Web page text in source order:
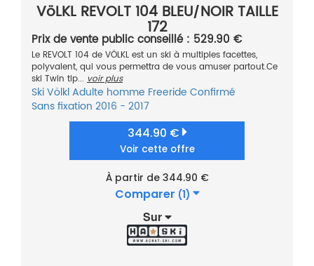
VöLKL REVOLT 104 BLEU/NOIR TAILLE
172
Prix de vente public conseillé : 529.90 €
Le REVOLT 104 de VÖLKL est un ski à multiples facettes,
polyvalent, qui vous permettra de vous amuser partout.Ce
ski Twin tip... voir plus
SkiVölklAdulte homme Freeride Confirmé
Sans fixation 2016 - 2017
344.90 €
Voir cette offre
À partir de 344.90 €
Comparer (1)
Sur